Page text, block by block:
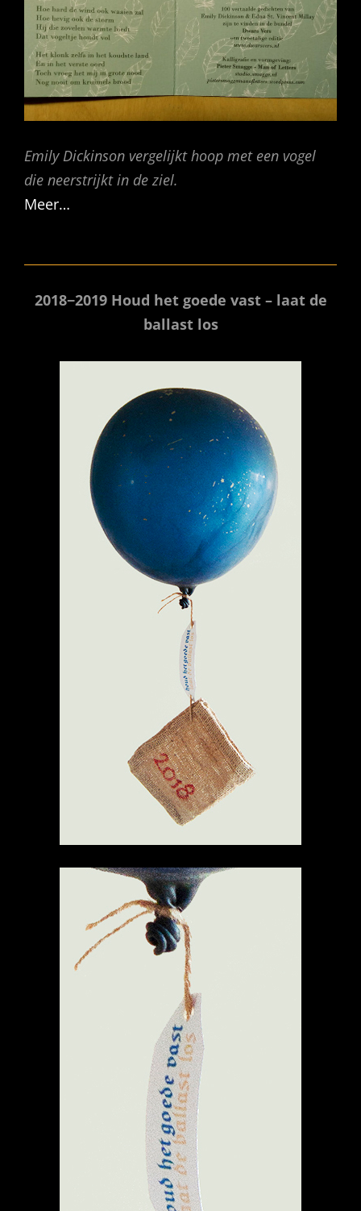
Emily Dickinson vergelijkt hoop met een vogel
die neerstrijkt in de ziel.
Meer…
2018−2019 Houd het goede vast – laat de
ballast los